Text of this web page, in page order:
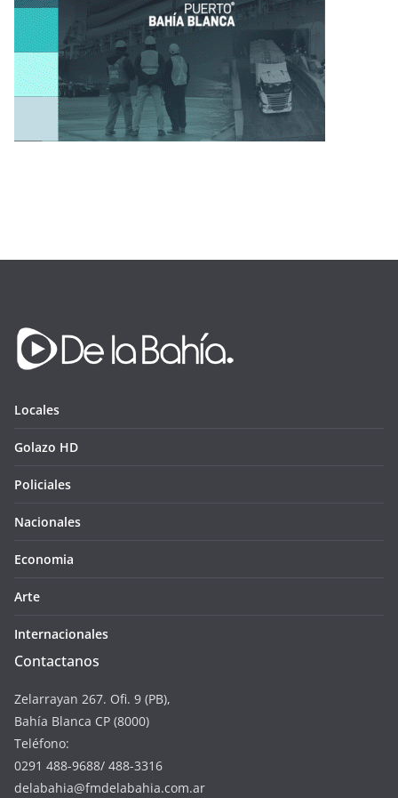
Locales
Golazo HD
Policiales
Nacionales
Economia
Arte
Internacionales
Contactanos
Zelarrayan 267. Ofi. 9 (PB),
Bahía Blanca CP (8000)
Teléfono:
0291 488-9688/ 488-3316
delabahia@fmdelabahia.com.ar